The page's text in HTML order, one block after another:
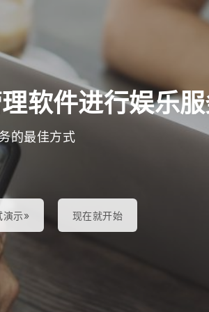
软件进行娱乐
的最佳方式
演示» 现在就开始